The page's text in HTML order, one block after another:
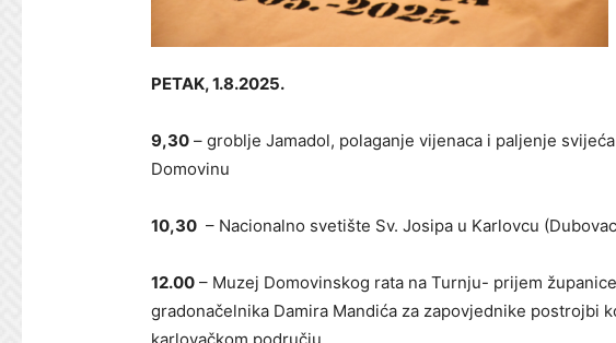
PETAK, 1.8.2025.
9,30 – groblje Jamadol, polaganje vijenaca i paljenje
Domovinu
10,30 – Nacionalno svetište Sv. Josipa u Karlovcu
12.00 – Muzej Domovinskog rata na Turnju- prijem
gradonačelnika Damira Mandića za zapovjednike postrojbi
karlovačkom području